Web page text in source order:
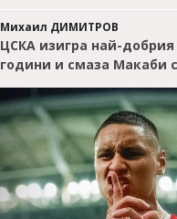
Михаил ДИМИТРОВ
ЦСКА изигра най-
години и смаза Макаби